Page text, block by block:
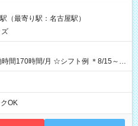
（最寄り駅：名古屋駅）
月 ☆シフト例 ＊8/15～
：00 17：00～21：00 ＊8/31
ます！ 12：00～16：00 ＊9/6～
OK